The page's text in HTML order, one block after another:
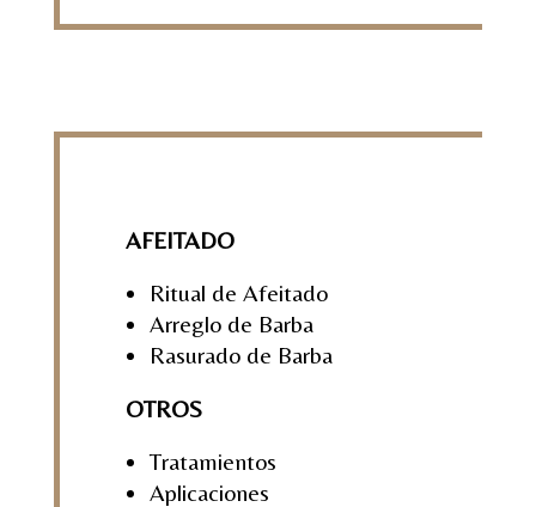
AFEITADO
Ritual de Afeitado
Arreglo de Barba
Rasurado de Barba
OTROS
Tratamientos
Aplicaciones